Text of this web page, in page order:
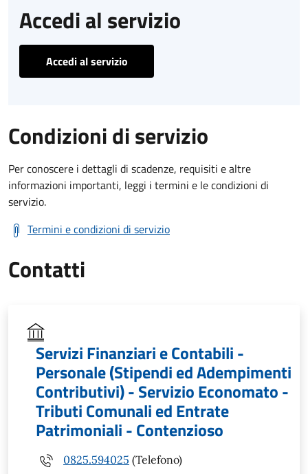
Accedi al servizio
Accedi al servizio
Condizioni di servizio
Per conoscere i dettagli di scadenze, requisiti e altre
informazioni importanti, leggi i termini e le condizioni di
servizio.
Termini e condizioni di servizio
Contatti
Servizi Finanziari e Contabili -
Personale (Stipendi ed Adempimenti
Contributivi) - Servizio Economato -
Tributi Comunali ed Entrate
Patrimoniali - Contenzioso
0825.594025 (Telefono)